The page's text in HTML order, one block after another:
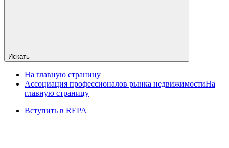
Искать
На главную страницу
Ассоциация профессионалов рынка недвижимостиНа
главную страницу
Вступить в REPA